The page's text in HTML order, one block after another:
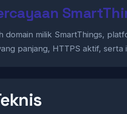
domain milik SmartThings,
panjang, HTTPS aktif,